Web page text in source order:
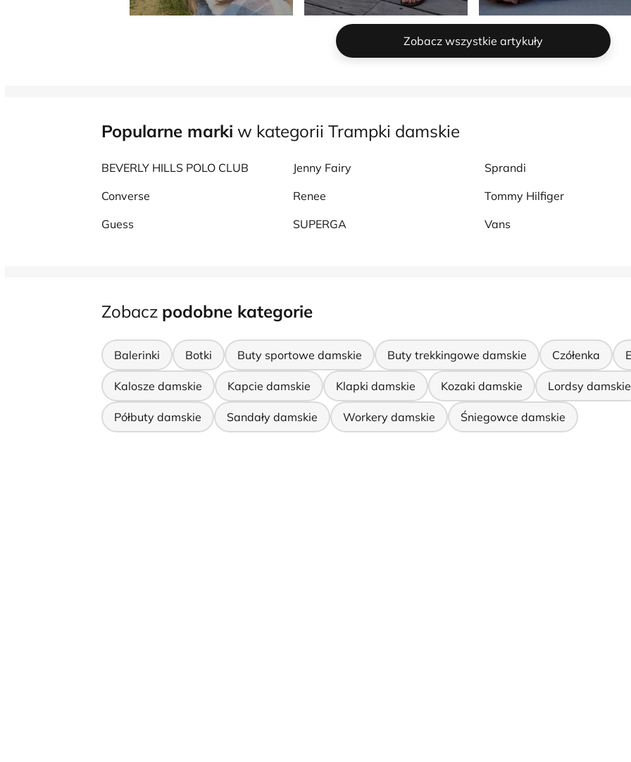
Zobacz wszystkie artykuły
Popularne marki w kategorii Trampki damskie
BEVERLY HILLS POLO CLUB
Converse
Guess
Jenny Fairy
Renee
SUPERGA
Sprandi
Tommy Hilfiger
Vans
Zobacz podobne kategorie
Balerinki Botki Buty sportowe damskie Buty trekkingowe damskie Czółenka
Kalosze damskie Kapcie damskie Klapki damskie Kozaki damskie Lordsy damskie
Półbuty damskie Sandały damskie Workery damskie Śniegowce damskie